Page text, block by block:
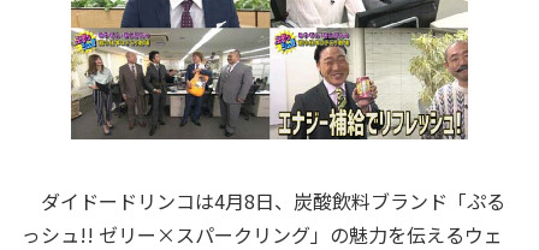
ダイドードリンコは4月8日、炭酸飲料ブランド「ぷる
っシュ!! ゼリー×スパークリング」の魅力を伝えるウェ